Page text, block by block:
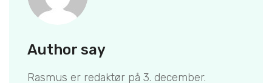
Author say
Rasmus er redaktør på 3. december.